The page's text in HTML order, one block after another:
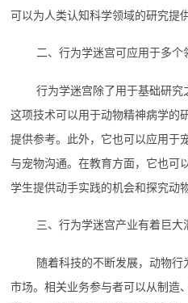
可以为人类认知科学领域的研究提
二、行为学迷宫可应用于多个
行为学迷宫除了用于基础研究
这项技术可以用于动物精神病学的
提供参考。此外，它也可以应用于
与宠物沟通。在教育方面，它也可
学生提供动手实践的机会和探究动
三、行为学迷宫产业有着巨大
随着科技的不断发展，动物
市场。相关业务参与者可以从制造